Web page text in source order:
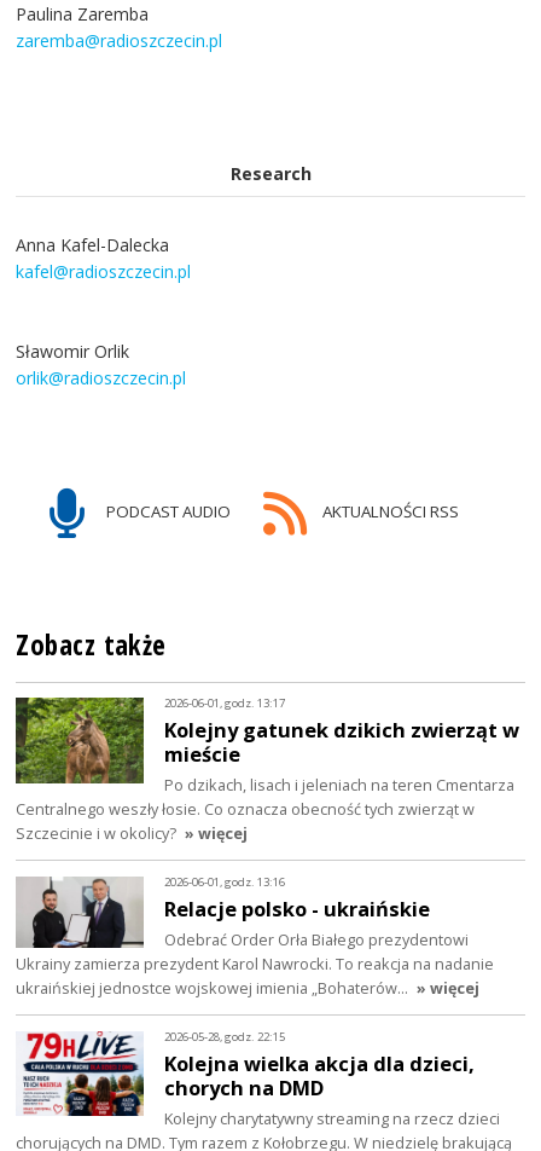
Paulina Zaremba
zaremba@radioszczecin.pl
Research
Anna Kafel-Dalecka
kafel@radioszczecin.pl
Sławomir Orlik
orlik@radioszczecin.pl
PODCAST AUDIO AKTUALNOŚCI RSS
Zobacz także
2026-06-01, godz. 13:17
Kolejny gatunek dzikich zwierząt w
mieście
Po dzikach, lisach i jeleniach na teren Cmentarza
Centralnego weszły łosie. Co oznacza obecność tych zwierząt w
Szczecinie i w okolicy? » więcej
2026-06-01, godz. 13:16
Relacje polsko - ukraińskie
Odebrać Order Orła Białego prezydentowi
Ukrainy zamierza prezydent Karol Nawrocki. To reakcja na nadanie
ukraińskiej jednostce wojskowej imienia „Bohaterów… » więcej
2026-05-28, godz. 22:15
Kolejna wielka akcja dla dzieci,
chorych na DMD
Kolejny charytatywny streaming na rzecz dzieci
chorujących na DMD. Tym razem z Kołobrzegu. W niedzielę brakującą